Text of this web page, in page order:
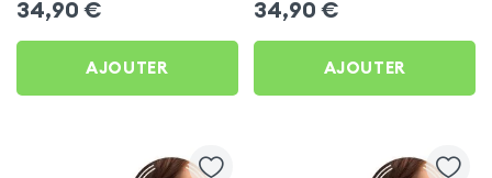
34,90 €
AJOUTER
34,90 €
AJOUTER